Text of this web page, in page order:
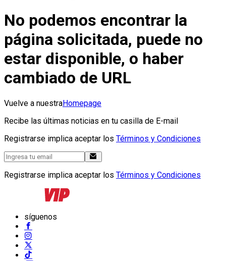
No podemos encontrar la
página solicitada, puede no
estar disponible, o haber
cambiado de URL
Vuelve a nuestraHomepage
Recibe las últimas noticias en tu casilla de E-mail
Registrarse implica aceptar los Términos y Condiciones
Registrarse implica aceptar los Términos y Condiciones
síguenos